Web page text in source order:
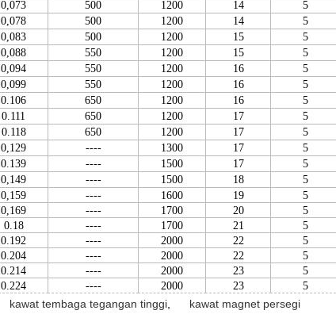
0,073 500 1200 14 5
0,078 500 1200 14 5
0,083 500 1200 15 5
0,088 550 1200 15 5
0,094 550 1200 16 5
0,099 550 1200 16 5
0.106 650 1200 16 5
0.111 650 1200 17 5
0.118 650 1200 17 5
0,129 ---- 1300 17 5
0.139 ---- 1500 17 5
0,149 ---- 1500 18 5
0,159 ---- 1600 19 5
0,169 ---- 1700 20 5
0.18 ---- 1700 21 5
0.192 ---- 2000 22 5
0.204 ---- 2000 22 5
0.214 ---- 2000 23 5
0.224 ---- 2000 23 5
kawat tembaga tegangan tinggi kawat magnet persegi